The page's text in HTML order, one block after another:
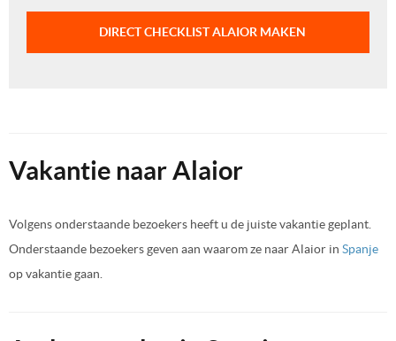
DIRECT CHECKLIST ALAIOR MAKEN
Vakantie naar Alaior
Volgens onderstaande bezoekers heeft u de juiste vakantie geplant.
Onderstaande bezoekers geven aan waarom ze naar Alaior in Spanje
op vakantie gaan.